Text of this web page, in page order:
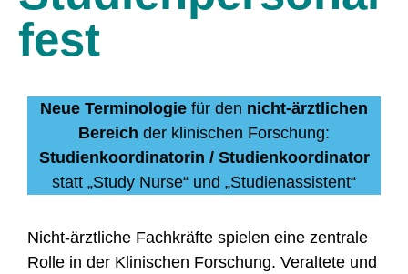
fest
Neue Terminologie für den nicht-ärztlichen
Bereich der klinischen Forschung:
Studienkoordinatorin / Studienkoordinator
statt „Study Nurse“ und „Studienassistent“
Nicht-ärztliche Fachkräfte spielen eine zentrale
Rolle in der Klinischen Forschung. Veraltete und